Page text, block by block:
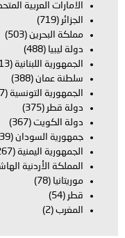
الامارات العربية
الجزائر (719)
مملكة البحرين (503)
دولة ليبيا (488)
الجمهورية اللبنانية (413)
سلطنة عمان (388)
الجمهورية التونسية (377)
دولة قطر (375)
دولة الكويت (367)
جمهورية السودان (339)
الجمهورية اليمنية (267)
المملكة الأردنية
موريتانيا (78)
قطر (54)
المغرب (2)